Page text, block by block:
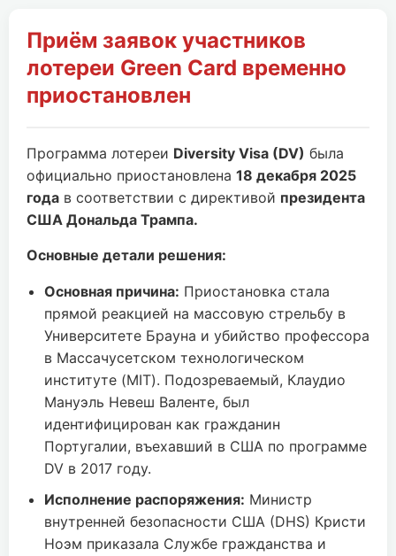
Приём заявок участников
лотереи Green Card временно
приостановлен
Программа лотереи Diversity Visa (DV) была
официально приостановлена 18 декабря 2025
года в соответствии с директивой президента
США Дональда Трампа.
Основные детали решения:
Основная причина: Приостановка стала
прямой реакцией на массовую стрельбу в
Университете Брауна и убийство профессора
в Массачусетском технологическом
институте (MIT). Подозреваемый, Клаудио
Мануэль Невеш Валенте, был
идентифицирован как гражданин
Португалии, въехавший в США по программе
DV в 2017 году.
Исполнение распоряжения: Министр
внутренней безопасности США (DHS) Кристи
Ноэм приказала Службе гражданства и